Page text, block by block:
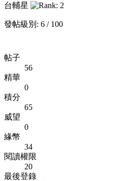
台輔星
發帖級別: 6 / 100
帖子
56
精華
0
積分
65
威望
0
緣幣
34
閱讀權限
20
最後登錄